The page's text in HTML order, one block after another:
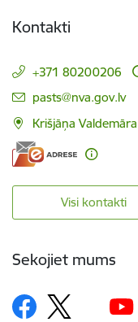
Kontakti
+371 80200206
E-pasts:
pasts@nva.gov.lv
Krišjāņa
Visi kontakti
Sekojiet mums